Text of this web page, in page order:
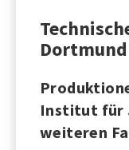
Institut für
weiteren